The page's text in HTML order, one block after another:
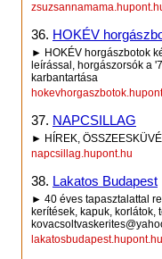
36. HOKÉV
► HOKÉV horgászbotok
leírással, horgászorsók a
karbantartása
37. NAPCSILLAG
► HÍREK,
napcsillag.hupont.hu
38. Lakatos Budapest
► 40 éves tapasztalattal
kerítések, kapuk, korlátok,
lakatosbudapest.hupont.hu